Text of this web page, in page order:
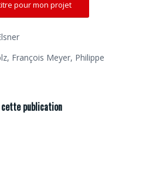
pour mon projet
François Meyer, Philippe
publication